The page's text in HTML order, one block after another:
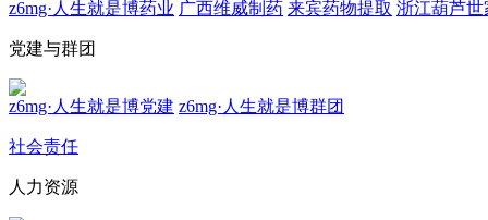
z6mg·人生就是博药业 广西维威制药 来宾药物提取 浙江葫芦世
党建与群团
z6mg·人生就是博党建 z6mg·人生就是博群团
社会责任
人力资源